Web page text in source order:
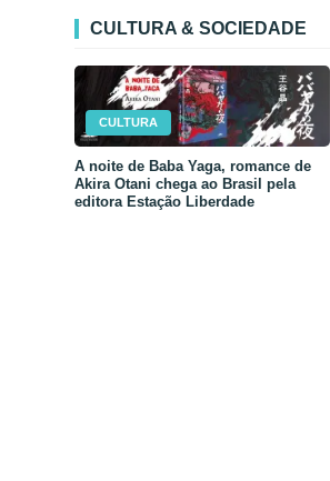
CULTURA & SOCIEDADE
CULTURA
A noite de Baba Yaga, romance de
Akira Otani chega ao Brasil pela
editora Estação Liberdade